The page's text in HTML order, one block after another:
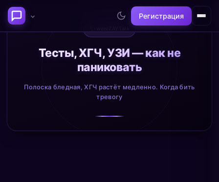
Регистрация
Последние темы
Философия сознания:
где граница между "я" и
Нейронаука и
реальность
Тесты, ХГЧ, УЗИ — как не
паниковать
Полоска бледная, ХГЧ растёт медленно. Когда бить
тревогу